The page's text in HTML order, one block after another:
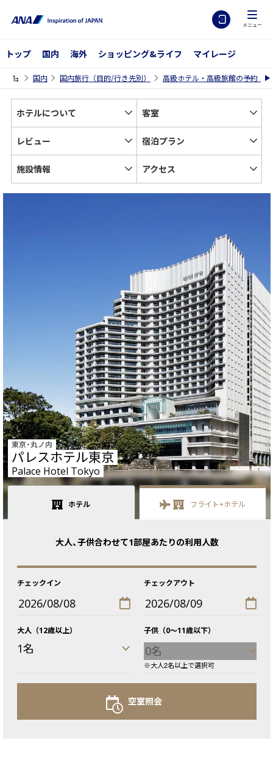
メニュー
トップ 国内 海外 ショッピング&ライフ マイレージ
国内 国内旅行（目的/行き先別） 高級ホテル・高級旅館の予約【
ホテルについて
客室
レビュー 宿泊プラン
施設情報 アクセス
東京・丸ノ内
パレスホテル東京
Palace Hotel Tokyo
ホテル フライト+ホテル
大人、子供合わせて1部屋あたりの利用人数
チェックイン チェックアウト
大人（12歳以上） 子供（0〜11歳以下）
大人2名以上で選択可
空室照会